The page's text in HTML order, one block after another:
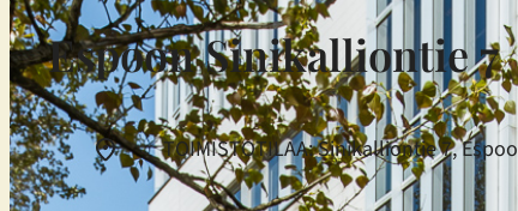
Espoon Sinikalliontie 7
TOIMISTOTILAA: Sinikalliontie 7, Espoo